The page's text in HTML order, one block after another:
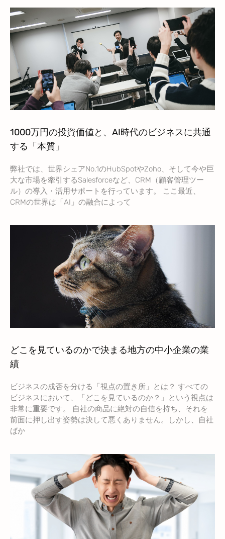
1000万円の投資価値と、AI時代のビジネスに共通
する「本質」
弊社では、世界シェアNo.1のHubSpotやZoho、そして今や巨
大な市場を牽引するSalesforceなど、CRM（顧客管理ツー
ル）の導入・活用サポートを行っています。 ここ最近、
CRMの世界は「AI」の融合によって
どこを見ているのかで決まる地方の中小企業の業
績
ビジネスの成否を分ける「視点の置き所」とは？ すべての
ビジネスにおいて、「どこを見ているのか？」という視点は
非常に重要です。 自社の商品に絶対の自信を持ち、それを
前面に押し出す姿勢は決して悪くありません。しかし、自社
ばか